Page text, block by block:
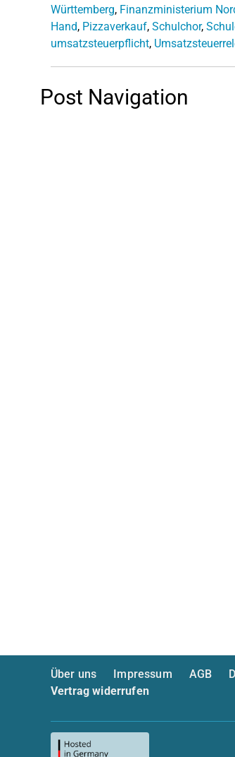
Württemberg, Finanzministerium
Hand, Pizzaverkauf, Schulchor,
umsatzsteuerpflicht,
Post Navigation
Über uns Impressum AGB
Vertrag widerrufen